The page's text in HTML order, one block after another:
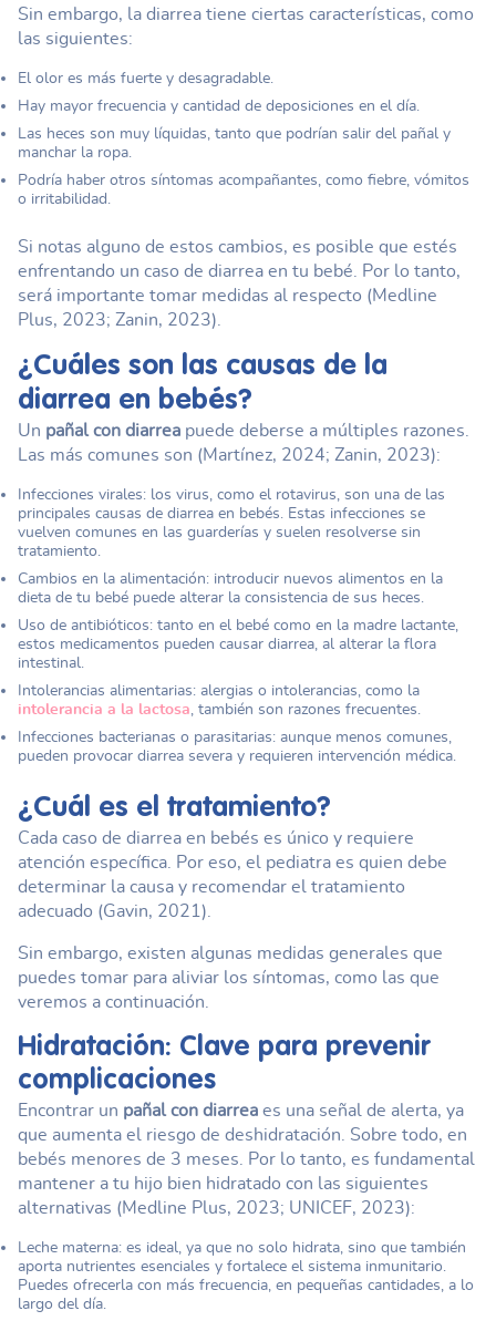
Sin embargo, la diarrea tiene ciertas características, como
las siguientes:
El olor es más fuerte y desagradable.
Hay mayor frecuencia y cantidad de deposiciones en el día.
Las heces son muy líquidas, tanto que podrían salir del pañal y
manchar la ropa.
Podría haber otros síntomas acompañantes, como fiebre, vómitos
o irritabilidad.
Si notas alguno de estos cambios, es posible que estés
enfrentando un caso de diarrea en tu bebé. Por lo tanto,
será importante tomar medidas al respecto (Medline
Plus, 2023; Zanin, 2023).
¿Cuáles son las causas de la
diarrea en bebés?
Un pañal con diarrea puede deberse a múltiples razones.
Las más comunes son (Martínez, 2024; Zanin, 2023):
Infecciones virales: los virus, como el rotavirus, son una de las
principales causas de diarrea en bebés. Estas infecciones se
vuelven comunes en las guarderías y suelen resolverse sin
tratamiento.
Cambios en la alimentación: introducir nuevos alimentos en la
dieta de tu bebé puede alterar la consistencia de sus heces.
Uso de antibióticos: tanto en el bebé como en la madre lactante,
estos medicamentos pueden causar diarrea, al alterar la flora
intestinal.
Intolerancias alimentarias: alergias o intolerancias, como la
intolerancia a la lactosa , también son razones frecuentes.
Infecciones bacterianas o parasitarias: aunque menos comunes,
pueden provocar diarrea severa y requieren intervención médica.
¿Cuál es el tratamiento?
Cada caso de diarrea en bebés es único y requiere
atención específica. Por eso, el pediatra es quien debe
determinar la causa y recomendar el tratamiento
adecuado (Gavin, 2021).
Sin embargo, existen algunas medidas generales que
puedes tomar para aliviar los síntomas, como las que
veremos a continuación.
Hidratación: Clave para prevenir
complicaciones
Encontrar un pañal con diarrea es una señal de alerta, ya
que aumenta el riesgo de deshidratación. Sobre todo, en
bebés menores de 3 meses. Por lo tanto, es fundamental
mantener a tu hijo bien hidratado con las siguientes
alternativas (Medline Plus, 2023; UNICEF, 2023):
Leche materna: es ideal, ya que no solo hidrata, sino que también
aporta nutrientes esenciales y fortalece el sistema inmunitario.
Puedes ofrecerla con más frecuencia, en pequeñas cantidades, a lo
largo del día.